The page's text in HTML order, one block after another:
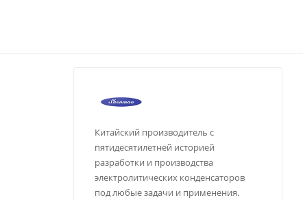
Китайский производитель с
пятидесятилетней историей
разработки и производства
электролитических конденсаторов
под любые задачи и применения.